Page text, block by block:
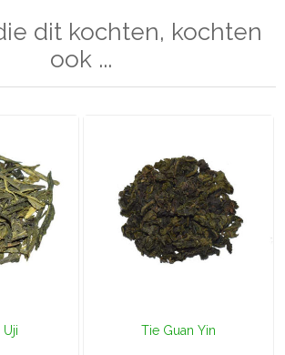
dit kochten, kochten
ook ...
Uji Tie Guan Yin